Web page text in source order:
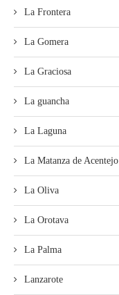
La Frontera
La Gomera
La Graciosa
La guancha
La Laguna
La Matanza de Acentejo
La Oliva
La Orotava
La Palma
Lanzarote